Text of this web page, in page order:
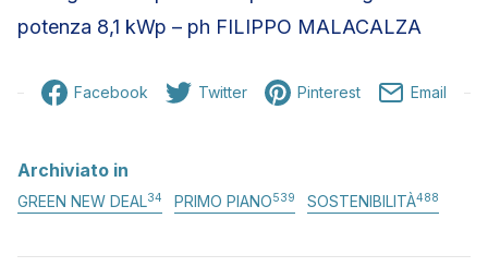
potenza 8,1 kWp – ph FILIPPO MALACALZA
Facebook Twitter Pinterest Email
Archiviato in
GREEN NEW DEAL34 PRIMO PIANO539 SOSTENIBILITÀ488